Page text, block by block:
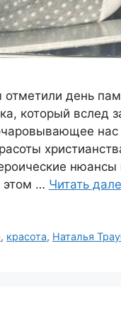
день
который
… Читать
, красота, Наталья